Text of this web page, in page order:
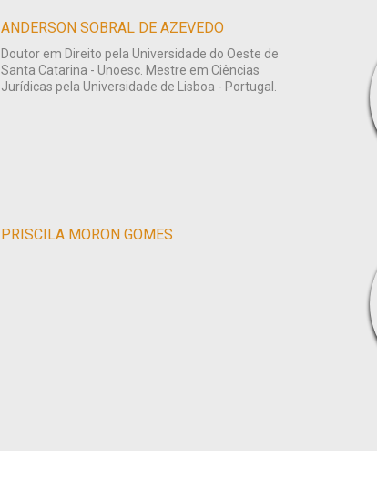
ANDERSON SOBRAL DE AZEVEDO
Doutor em Direito pela Universidade do Oeste de
Santa Catarina - Unoesc. Mestre em Ciências
Jurídicas pela Universidade de Lisboa - Portugal.
PRISCILA MORON GOMES